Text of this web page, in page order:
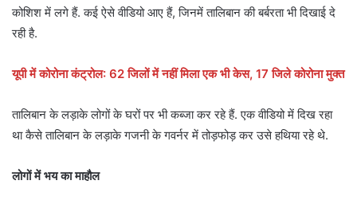
कोशिश में लगे हैं. कई ऐसे वीडियो आए हैं, जिनमें तालिबान की बर्बरता भी दिखाई दे
रही है.
यूपी में कोरोना कंट्रोल: 62 जिलों में नहीं मिला एक भी केस, 17 जिले कोरोना मुक्त
तालिबान के लड़ाके लोगों के घरों पर भी कब्जा कर रहे हैं. एक वीडियो में दिख रहा
था कैसे तालिबान के लड़ाके गजनी के गवर्नर में तोड़फोड़ कर उसे हथिया रहे थे.
लोगों में भय का माहौल